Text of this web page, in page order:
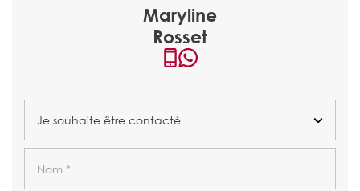
Maryline
Rosset